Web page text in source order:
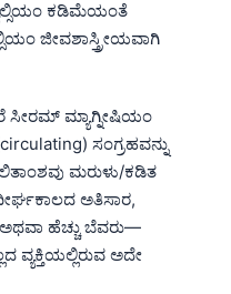
ಕಡಿಮೆಯಂತೆ
ಜೀವಶಾಸ್ತ್ರೀಯವಾಗಿ
ಸೀರಮ್ ಮ್ಯಾಗ್ನೀಷಿಯಂ
ಸಂಗ್ರಹವನ್ನು
ಮರುಳು/ಕಡಿತ
ಅತಿಸಾರ,
ಹೆಚ್ಚು ಬೆವರು—
ವ್ಯಕ್ತಿಯಲ್ಲಿರುವ ಅದೇ